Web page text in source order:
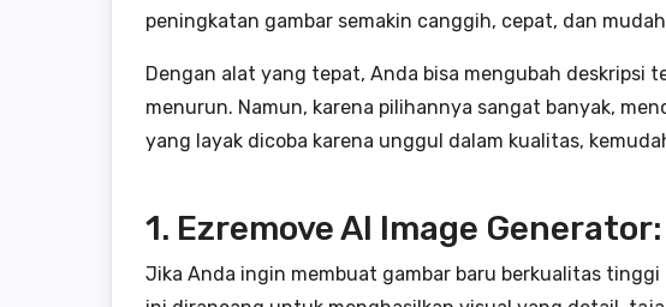
peningkatan gambar semakin canggih, cepat, dan
Dengan alat yang tepat, Anda bisa mengubah deskripsi
menurun. Namun, karena pilihannya sangat banyak,
yang layak dicoba karena unggul dalam kualitas,
1. Ezremove AI Image
Jika Anda ingin membuat gambar baru berkualitas